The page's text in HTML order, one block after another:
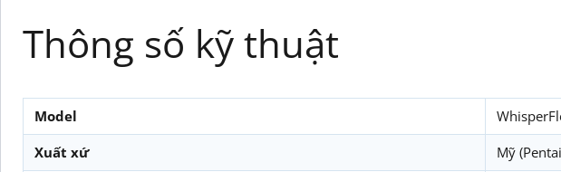
Thông số kỹ thuật
Model
Xuất xứ Mỹ